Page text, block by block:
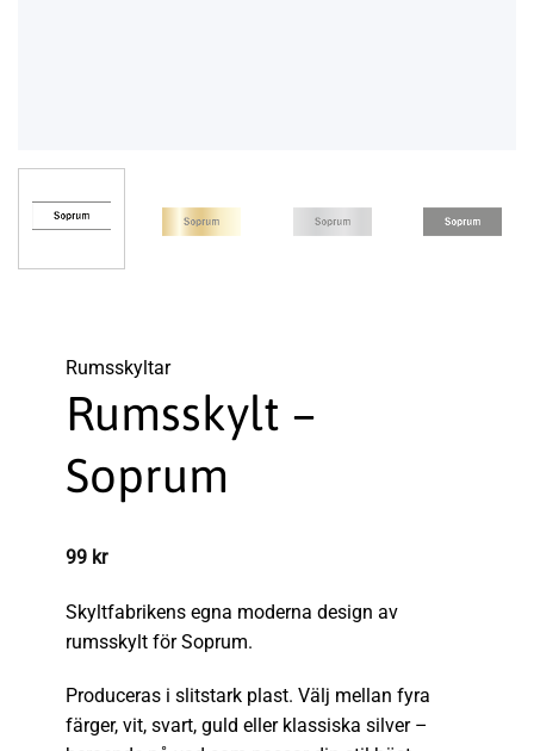
Rums­skyltar
Rumsskylt –
Soprum
99 kr
Skyltfabrikens egna moderna design av
rumsskylt för Soprum.
Produceras i slitstark plast. Välj mellan fyra
färger, vit, svart, guld eller klassiska silver –